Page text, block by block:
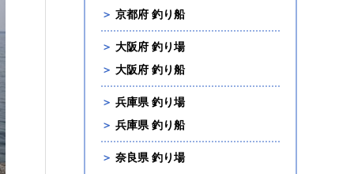
＞ 京都府 釣り船
＞ 大阪府 釣り場
＞ 大阪府 釣り船
＞ 兵庫県 釣り場
＞ 兵庫県 釣り船
＞ 奈良県 釣り場